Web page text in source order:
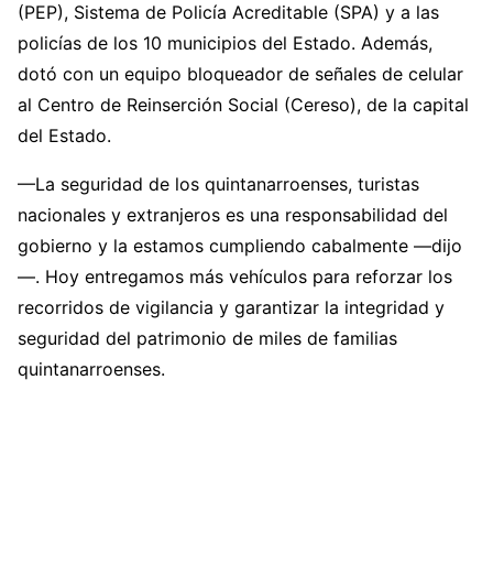
(PEP), Sistema de Policía Acreditable (SPA) y a las
policías de los 10 municipios del Estado. Además,
dotó con un equipo bloqueador de señales de celular
al Centro de Reinserción Social (Cereso), de la capital
del Estado.
—La seguridad de los quintanarroenses, turistas
nacionales y extranjeros es una responsabilidad del
gobierno y la estamos cumpliendo cabalmente —dijo
—. Hoy entregamos más vehículos para reforzar los
recorridos de vigilancia y garantizar la integridad y
seguridad del patrimonio de miles de familias
quintanarroenses.